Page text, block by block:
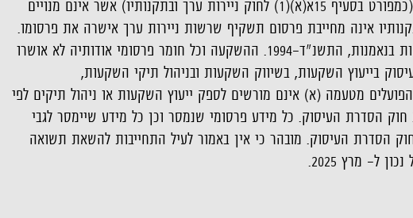
1968 ("חוק ניירות ערך") הקובע כי הצעה ומכירה לעד 35 משקיעים בכל תקופה בת 12 חודשים (כמפורט בסעיף 15א(א)(1) לחוק ניירות ערך ובתקנותיו) אשר אינם מנויים
כאמור בסעיף 15א(א)(7) לחוק ניירות ערך ובתקנותיו אינה מחייבת פרסום תשקיף שרשות ניירות ערך אישרה את פרסומו.
לאור האמור, ההשקעה אינה מוסדרת לפי חוק ניירות ערך ו/או לפי הוראות חוק השקעות משותפות בנאמנות, התשנ"ד-1994. ההשקעה וכל חומר פרסומי אודותיה לא אושרו
בייעוץ השקעות, בשיווק השקעות ובניהול תיקי השקעות,
והפועלים מטעמה (א) אינם מורשים לספק ייעוץ השקעות או ניהול תיקים לפי
הסדרת העיסוק. כל מידע פרסומי שנמסר וכן כל מידע שיימסר לגבי
הסדרת העיסוק. מובהר כי אין באמור לעיל התחייבות להשאת תשואה
ל- מרץ 2025.